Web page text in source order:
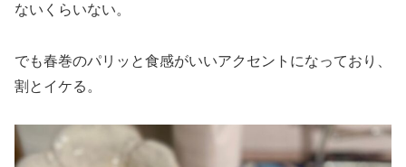
ないくらいない。
でも春巻のパリッと食感がいいアクセントになっており、
割とイケる。